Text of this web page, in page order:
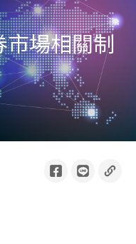
場相關制